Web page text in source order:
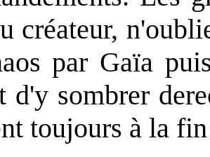
créateur,
par Gaïa
d'y sombrer
toujours à la